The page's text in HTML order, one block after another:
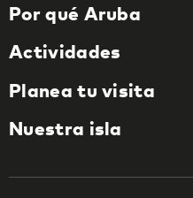
Por qué Aruba
Actividades
Planea tu visita
Nuestra isla